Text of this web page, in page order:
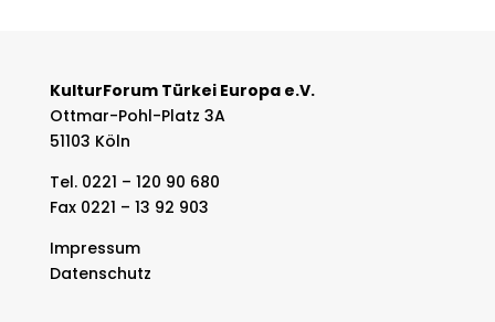
KulturForum Türkei Europa e.V.
Ottmar-Pohl-Platz 3A
51103 Köln
Tel. 0221 – 120 90 680
Fax 0221 – 13 92 903
Impressum
Datenschutz